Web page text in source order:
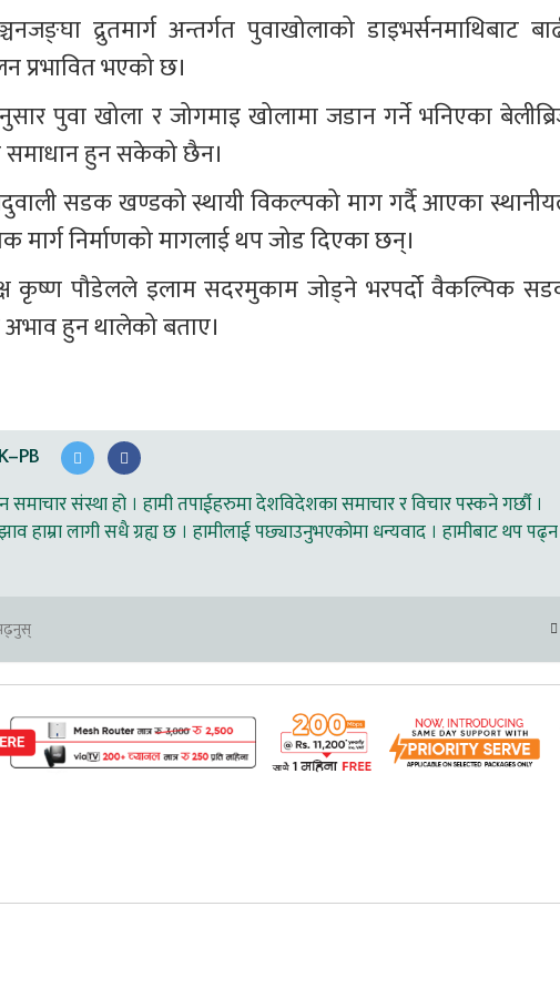
द्रुतमार्ग अन्तर्गत पुवाखोलाको डाइभर्सनमाथिबाट
प्रभावित भएको छ।
पुवा खोला र जोगमाइ खोलामा जडान गर्ने भनिएका
हुन सकेको छैन।
सडक खण्डको स्थायी विकल्पको माग गर्दै आएका
निर्माणको मागलाई थप जोड दिएका छन्।
कृष्ण पौडेलले इलाम सदरमुकाम जोड्ने भरपर्दो वैकल्पिक
हुन थालेको बताए।
समाचार संस्था हो । हामी तपाईहरुमा देशविदेशका समाचार र विचार पस्कने गर्छौ ।
हाम्रा लागी सधै ग्रह्य छ । हामीलाई पछ्याउनुभएकोमा धन्यवाद । हामीबाट थप पढ्न